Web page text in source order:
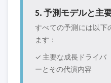
5. 予測モデルと主
すべての予測には以下
ます：
✓ 主要な成長ドライバ
ーとその代演内容